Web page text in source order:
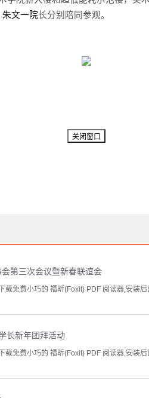
朱文一院长分别陪同参观。
第三次会议暨新春联谊会
载免费小巧的 福昕(Foxit) PDF 阅读器,安装
长新年团拜活动
载免费小巧的 福昕(Foxit) PDF 阅读器,安装